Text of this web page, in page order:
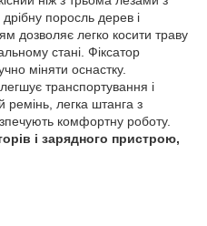
поросль дерев і
дозволяє легко косити траву
стані. Фіксатор
міняти оснастку.
транспортування і
ремінь, легка штанга з
комфортну роботу.
і зарядного пристрою,